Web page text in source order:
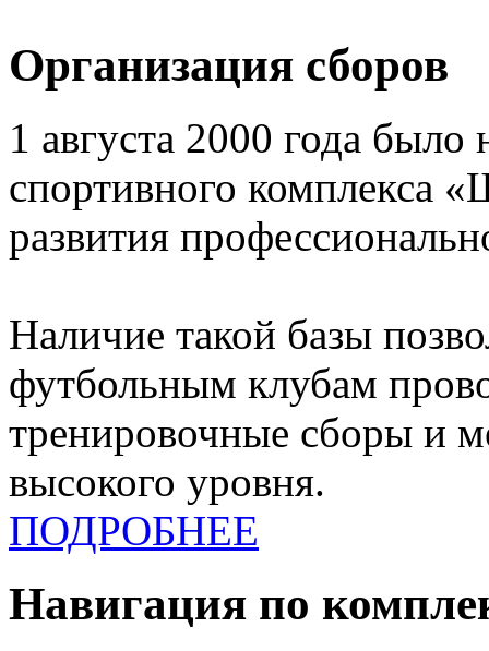
Организация сборов
1 августа 2000 года было
спортивного комплекса
развития
Наличие такой базы
футбольным клубам
тренировочные сборы и
высокого уровня.
ПОДРОБНЕЕ
Навигация по